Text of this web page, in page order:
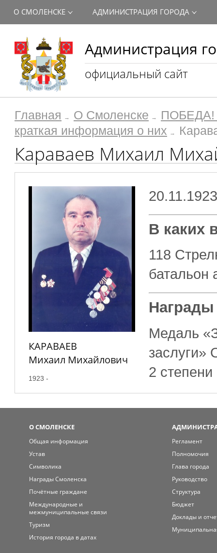
Администрация
официальный сайт
О СМОЛЕНСКЕ АДМИНИСТРАЦИЯ ГОРОДА
Главная О Смоленске
ПОБЕДА!
краткая информация о них
Караваев Михаил
КАРАВАЕВ
Михаил Михайлович
1923 -
В каких
118
батальон
Награды
Медаль
заслуги»
2 степени
О СМОЛЕНСКЕ
Общая информация
Устав
Символика
Награды Смоленска
Почётные граждане
Международные и
межмуниципальные связи
Туризм
История города в датах
Регламент
Полномочия
Глава города
Руководство
Структура
Бюджет
Доклады и